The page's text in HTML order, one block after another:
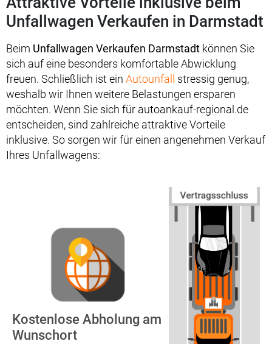
Unfallwagen Verkaufen in Darmstadt
Beim Unfallwagen Verkaufen Darmstadt können Sie
sich auf eine besonders komfortable Abwicklung
freuen. Schließlich ist ein Autounfall
stressig genug,
weshalb wir Ihnen weitere Belastungen ersparen
möchten. Wenn Sie sich für autoankauf-regional.de
entscheiden, sind zahlreiche attraktive Vorteile
inklusive. So sorgen wir für einen angenehmen Verkauf
Ihres Unfallwagens:
Kostenlose Abholung am
Wunschort